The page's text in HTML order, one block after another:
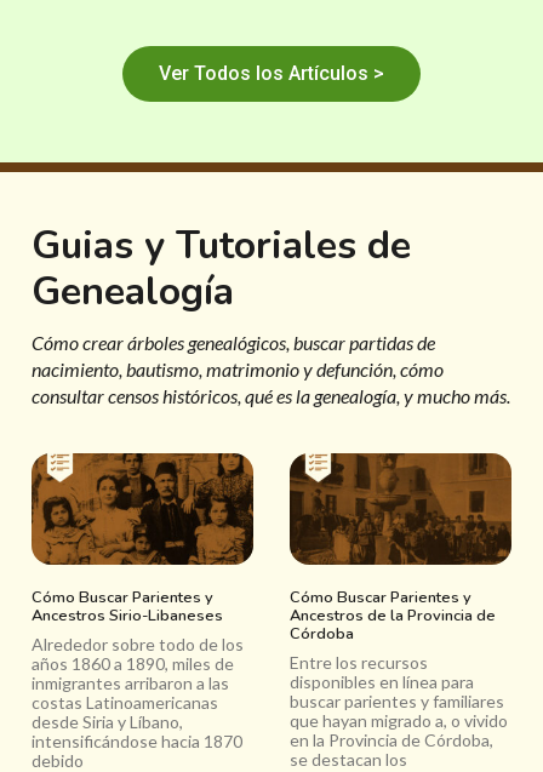
Ver Todos los Artículos >
Guias y Tutoriales de
Genealogía
Cómo crear árboles genealógicos, buscar partidas de
nacimiento, bautismo, matrimonio y defunción, cómo
consultar censos históricos, qué es la genealogía, y mucho más.
Cómo Buscar Parientes y
Ancestros Sirio-Libaneses
Alrededor sobre todo de los
años 1860 a 1890, miles de
inmigrantes arribaron a las
costas Latinoamericanas
desde Siria y Líbano,
intensificándose hacia 1870
debido
Cómo Buscar Parientes y
Ancestros de la Provincia de
Córdoba
Entre los recursos
disponibles en línea para
buscar parientes y familiares
que hayan migrado a, o vivido
en la Provincia de Córdoba,
se destacan los